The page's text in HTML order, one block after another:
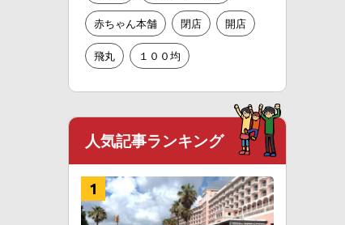
赤ちゃん本舗 閉店 開店
飛丸 １００均
人気記事ランキング